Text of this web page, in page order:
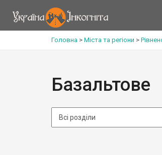
Головна > Міста та регіони >
Базальтове